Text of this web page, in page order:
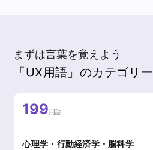
まずは言葉を覚えよう
「UX用語」のカテゴリー
199用語
心理学・行動経済学・脳科学